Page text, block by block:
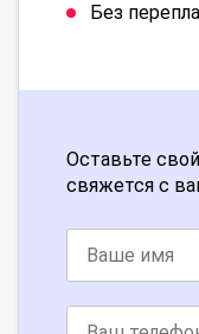
Без
Оставьте
свяжется с